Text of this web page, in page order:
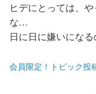
ヒデにとっては、
な…
日に日に嫌いにな
会員限定！トピック投